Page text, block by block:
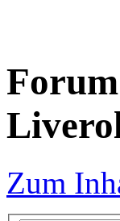
Zum